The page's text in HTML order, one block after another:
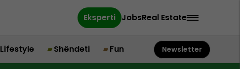
Eksperti JobsReal Estate
Lifestyle Shëndeti Fun Newsletter